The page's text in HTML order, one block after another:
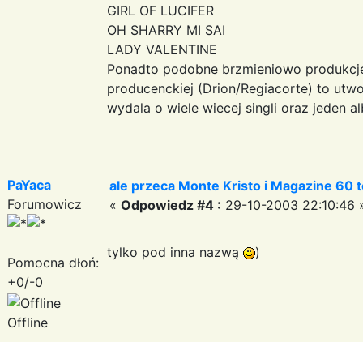
GIRL OF LUCIFER
OH SHARRY MI SAI
LADY VALENTINE
Ponadto podobne brzmieniowo
producenckiej (Drion/Regiacorte) to
wydala o wiele wiecej singli oraz jeden
PaYaca
Forumowicz
Pomocna dłoń:
+0/-0
Offline
ale przeca Monte Kristo i Magazine 60
« Odpowiedz #4 : 29-10-2003 22:10:46
tylko pod inna nazwą )